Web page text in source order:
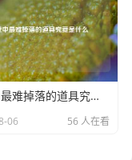
体验,让每一位玩家
一无二的自我。
逆战中最难掉落的道具究竟是什么
06 56 人在看